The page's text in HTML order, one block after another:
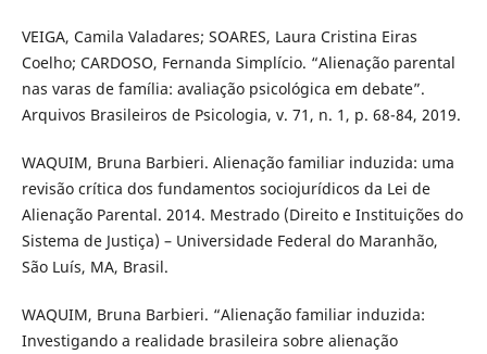
VEIGA, Camila Valadares; SOARES, Laura Cristina Eiras
Coelho; CARDOSO, Fernanda Simplício. “Alienação parental
nas varas de família: avaliação psicológica em debate”.
Arquivos Brasileiros de Psicologia, v. 71, n. 1, p. 68-84, 2019.
WAQUIM, Bruna Barbieri. Alienação familiar induzida: uma
revisão crítica dos fundamentos sociojurídicos da Lei de
Alienação Parental. 2014. Mestrado (Direito e Instituições do
Sistema de Justiça) – Universidade Federal do Maranhão,
São Luís, MA, Brasil.
WAQUIM, Bruna Barbieri. “Alienação familiar induzida:
Investigando a realidade brasileira sobre alienação